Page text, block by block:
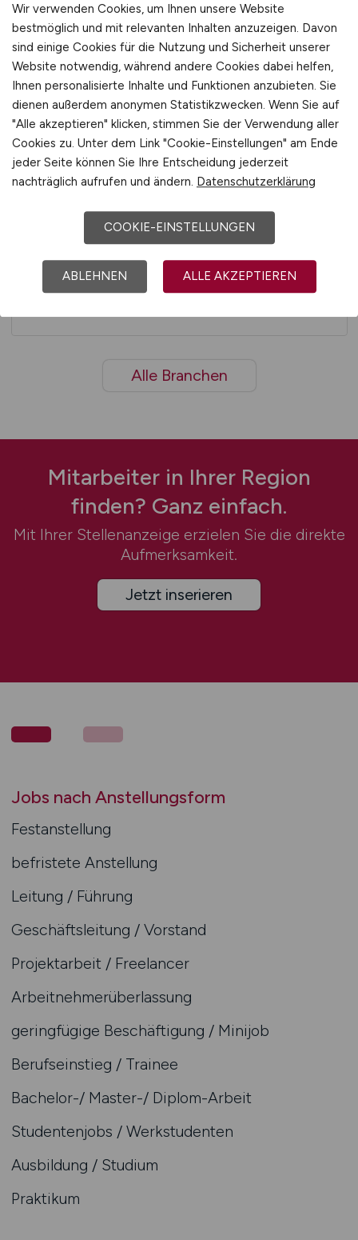
FAHRZEUGBAU / -ZULIEFERER
FINANZ- UND
VERSICHERUNGSWIRTSCHAFT
GESUNDHEITSWESEN / MEDIZIN /
PFLEGE / PHARMAZIE /
PSYCHOLOGIE
Alle Branchen
Mitarbeiter in Ihrer Region
finden? Ganz einfach.
Mit Ihrer Stellenanzeige erzielen Sie die direkte
Aufmerksamkeit.
Jetzt inserieren
Jobs nach Anstellungsform
Festanstellung
befristete Anstellung
Leitung / Führung
Geschäftsleitung / Vorstand
Projektarbeit / Freelancer
Arbeitnehmerüberlassung
geringfügige Beschäftigung / Minijob
Berufseinstieg / Trainee
Bachelor-/ Master-/ Diplom-Arbeit
Studentenjobs / Werkstudenten
Ausbildung / Studium
Praktikum
Wir verwenden Cookies, um Ihnen unsere Website
bestmöglich und mit relevanten Inhalten anzuzeigen. Davon
sind einige Cookies für die Nutzung und Sicherheit unserer
Website notwendig, während andere Cookies dabei helfen,
Ihnen personalisierte Inhalte und Funktionen anzubieten. Sie
dienen außerdem anonymen Statistikzwecken. Wenn Sie auf
"Alle akzeptieren" klicken, stimmen Sie der Verwendung aller
Cookies zu. Unter dem Link "Cookie-Einstellungen" am Ende
jeder Seite können Sie Ihre Entscheidung jederzeit
nachträglich aufrufen und ändern. Datenschutzerklärung
COOKIE-EINSTELLUNGEN
ABLEHNEN ALLE AKZEPTIEREN